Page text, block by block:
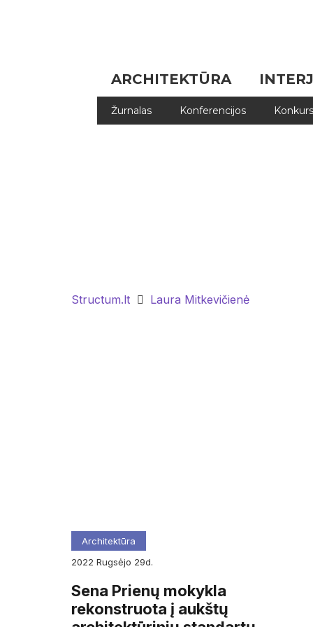
ARCHITEKTŪRA
Žurnalas Konferencijos
Structum.lt Laura Mitkevičienė
Architektūra
2022
rugsėjo 29d.
Sena Prienų mokykla
rekonstruota į aukštų